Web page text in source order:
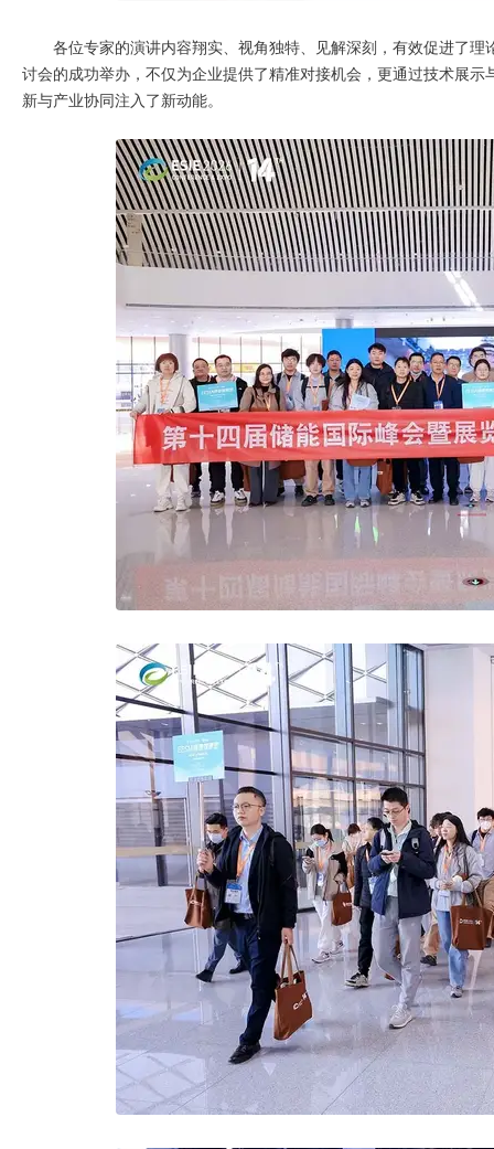
各位专家的演讲内容翔实、视角独特、见解深刻，有效促进了
讨会的成功举办，不仅为企业提供了精准对接机会，更通过技术展
新与产业协同注入了新动能。